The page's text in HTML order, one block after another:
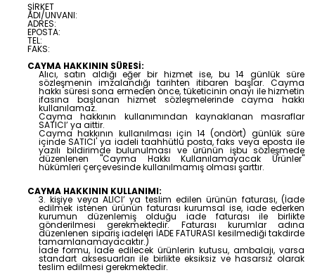
ŞİRKET
ADI/UNVANI:
ADRES:
EPOSTA:
TEL:
FAKS:
CAYMA HAKKININ SÜRESİ:
Alıcı, satın aldığı eğer bir hizmet ise, bu 14 günlük süre
sözleşmenin imzalandığı tarihten itibaren başlar. Cayma
hakkı süresi sona ermeden önce, tüketicinin onayı ile hizmetin
ifasına başlanan hizmet sözleşmelerinde cayma hakkı
kullanılamaz.
Cayma hakkının kullanımından kaynaklanan masraflar
SATICI’ ya aittir.
Cayma hakkının kullanılması için 14 (ondört) günlük süre
içinde SATICI' ya iadeli taahhütlü posta, faks veya eposta ile
yazılı bildirimde bulunulması ve ürünün işbu sözleşmede
düzenlenen "Cayma Hakkı Kullanılamayacak Ürünler"
hükümleri çerçevesinde kullanılmamış olması şarttır.
CAYMA HAKKININ KULLANIMI:
3. kişiye veya ALICI’ ya teslim edilen ürünün faturası, (İade
edilmek istenen ürünün faturası kurumsal ise, iade ederken
kurumun düzenlemiş olduğu iade faturası ile birlikte
gönderilmesi gerekmektedir. Faturası kurumlar adına
düzenlenen sipariş iadeleri İADE FATURASI kesilmediği takdirde
tamamlanamayacaktır.)
İade formu, İade edilecek ürünlerin kutusu, ambalajı, varsa
standart aksesuarları ile birlikte eksiksiz ve hasarsız olarak
teslim edilmesi gerekmektedir.